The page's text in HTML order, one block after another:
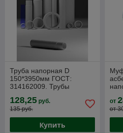
Труба напорная D
150*3950мм ГОСТ:
314162009. Трубы
напорных трубопроводов.
128,25 руб.
135 руб.
Купить
от
от